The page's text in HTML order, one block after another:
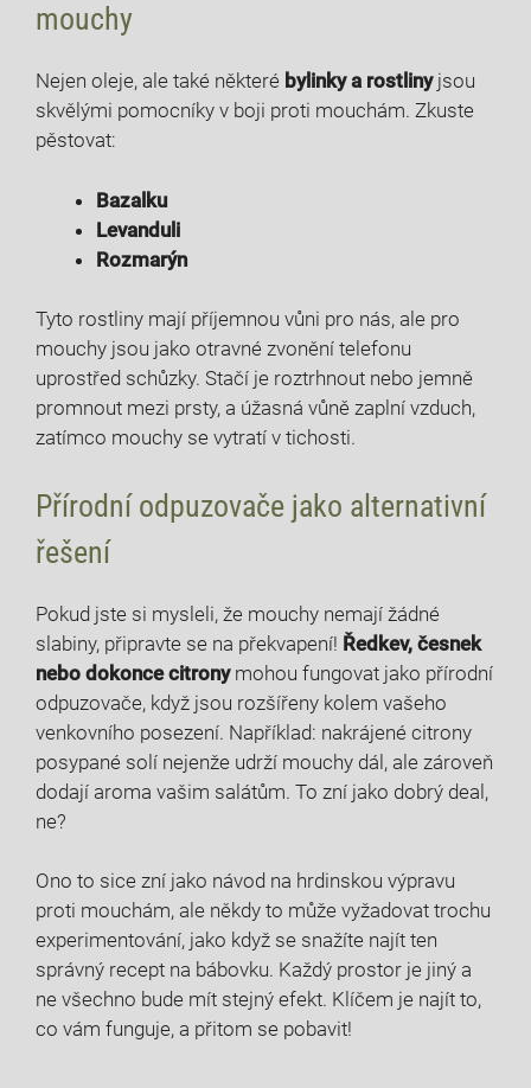
mouchy
Nejen oleje, ale také některé bylinky a rostlinyjsou
skvělými pomocníky v boji proti mouchám. Zkuste
pěstovat:
Bazalku
Levanduli
Rozmarýn
Tyto rostliny mají příjemnou vůni pro nás, ale pro
mouchy jsou jako otravné zvonění telefonu
uprostřed schůzky. Stačí je roztrhnout nebo jemně
promnout mezi prsty, a úžasná vůně zaplní vzduch,
zatímco mouchy se vytratí v tichosti.
Přírodní odpuzovače jako alternativní
řešení
Pokud jste si mysleli, že mouchy nemají žádné
slabiny, připravte se na překvapení! Ředkev, česnek
nebo dokonce citronymohou fungovat jako přírodní
odpuzovače, když jsou rozšířeny kolem vašeho
venkovního posezení. Například: nakrájené citrony
posypané solí nejenže udrží mouchy dál, ale zároveň
dodají aroma vašim salátům. To zní jako dobrý deal,
ne?
Ono to sice zní jako návod na hrdinskou výpravu
proti mouchám, ale někdy to může vyžadovat trochu
experimentování, jako když se snažíte najít ten
správný recept na bábovku. Každý prostor je jiný a
ne všechno bude mít stejný efekt. Klíčem je najít to,
co vám funguje, a přitom se pobavit!